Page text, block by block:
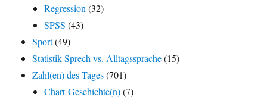
Regression (32)
SPSS (43)
Sport(49)
Statistik-Sprech vs. Alltagssprache(15)
Zahl(en) des Tages(701)
Chart-Geschichte(n)(7)